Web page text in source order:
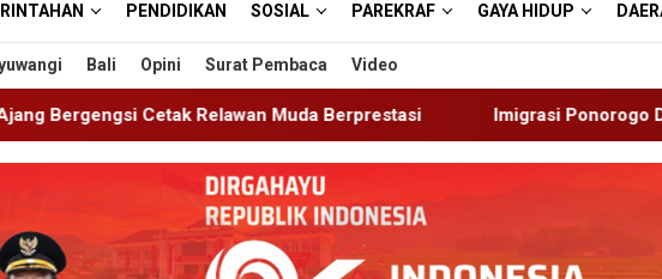
PENDIDIKAN SOSIAL PAREKRAF GAYA HIDUP
Bali Opini Surat Pembaca Video
Muda Berprestasi Imigrasi Ponorogo Deportasi Satu WN